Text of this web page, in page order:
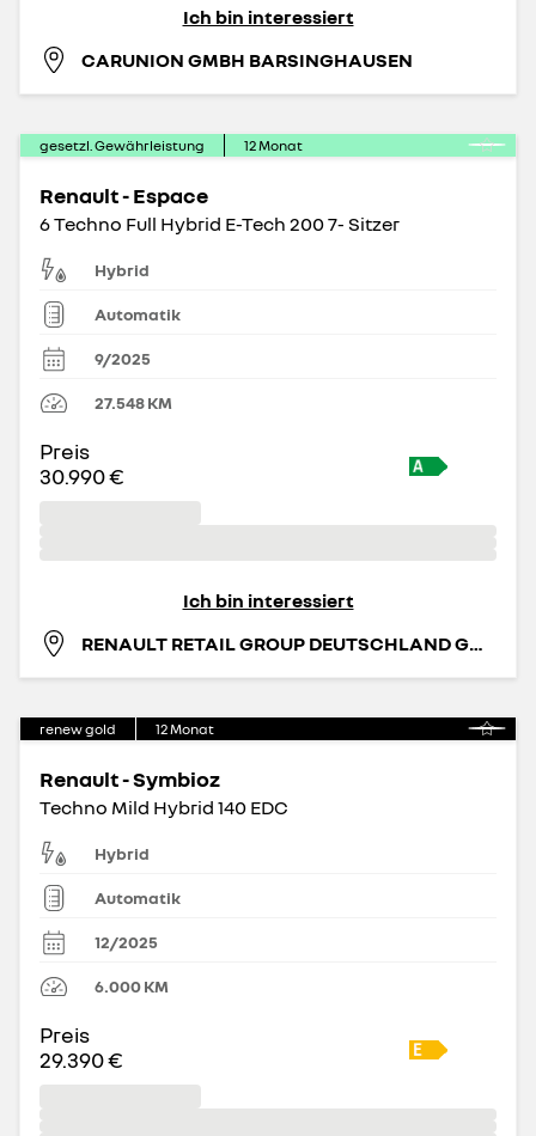
Ich bin interessiert
CARUNION GMBH BARSINGHAUSEN
gesetzl. Gewährleistung 12Monat
Renault - Espace
6 Techno Full Hybrid E-Tech 200 7- Sitzer
Hybrid
Automatik
9/2025
27.548KM
Preis
30.990 €
Ich bin interessiert
RENAULT RETAIL GROUP DEUTSCHLAND GMBH
renew gold 12Monat
Renault - Symbioz
Techno Mild Hybrid 140 EDC
Hybrid
Automatik
12/2025
6.000KM
Preis
29.390 €